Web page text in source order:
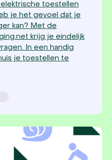
toestellen
je het gevoel dat je
kan? Met de
krijg je eindelijk
In een handig
je toestellen te